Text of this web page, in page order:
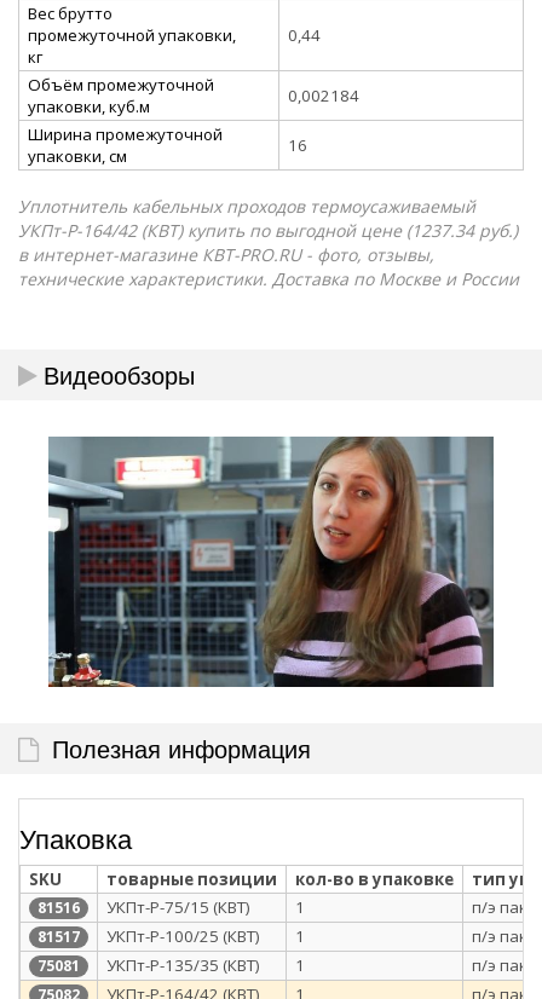
Вес брутто
промежуточной упаковки,
кг
0,44
Объём промежуточной
упаковки, куб.м
0,002184
Ширина промежуточной
упаковки, см
16
Уплотнитель кабельных проходов термоусаживаемый
УКПт-Р-164/42 (КВТ) купить по выгодной цене (1237.34 руб.)
в интернет-магазине КВТ-PRO.RU - фото, отзывы,
технические характеристики. Доставка по Москве и России
Видеообзоры
Полезная информация
Упаковка
SKU товарные позиции кол-во в упаковке тип
81516 УКПт-Р-75/15 (КВТ) 1 п/э
81517 УКПт-Р-100/25 (КВТ) 1 п/э
75081 УКПт-Р-135/35 (КВТ) 1 п/э
УКПт-Р-164/42 (КВТ) 1 п/э